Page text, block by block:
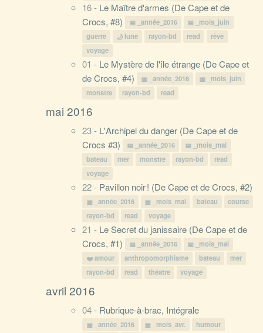
16 - Le Maître d'armes (De Cape et de
Crocs, #8)
_année_2016
_mois_juin
guerre
lune rayon-bd read
rêve
voyage
01 - Le Mystère de l'île étrange (De Cape et
de Crocs, #4)
_année_2016
_mois_juin
monstre
rayon-bd read
mai 2016
23 - L'Archipel du danger (De Cape et de
Crocs #3)
_année_2016
_mois_mai
bateau
mer monstre rayon-bd
read
voyage
22 - Pavillon noir ! (De Cape et de Crocs, #2)
_année_2016 _mois_mai bateau
course
rayon-bd
read voyage
21 - Le Secret du janissaire (De Cape et de
Crocs, #1)
_année_2016
_mois_mai
amour
anthropomorphisme bateau
mer
rayon-bd
read théatre voyage
avril 2016
04 - Rubrique-à-brac, Intégrale
_année_2016 _mois_avr.
humour